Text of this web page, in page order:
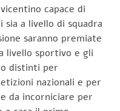
capace di
a livello di squadra
saranno premiate
livello sportivo e gli
distinti per
nazionali e per
da incorniciare per